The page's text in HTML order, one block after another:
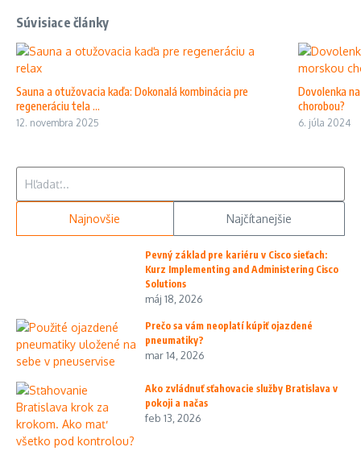
Súvisiace články
Sauna a otužovacia kaďa: Dokonalá kombinácia pre
regeneráciu tela ...
12. novembra 2025
Dovolenka
chorobou?
6. júla 2024
Najnovšie Najčítanejšie
Pevný základ pre kariéru v Cisco sieťach:
Kurz Implementing and Administering Cisco
Solutions
máj 18, 2026
Prečo sa vám neoplatí kúpiť ojazdené
pneumatiky?
mar 14, 2026
Ako zvládnuť sťahovacie služby Bratislava v
pokoji a načas
feb 13, 2026